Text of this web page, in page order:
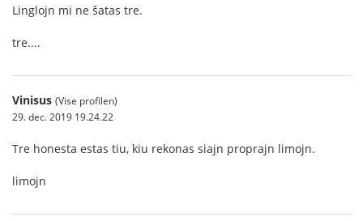
Linglojn mi ne šatas tre.
tre....
Vinisus (Vise profilen)
29. dec. 2019 19.24.22
Tre honesta estas tiu, kiu rekonas siajn proprajn limojn.
limojn